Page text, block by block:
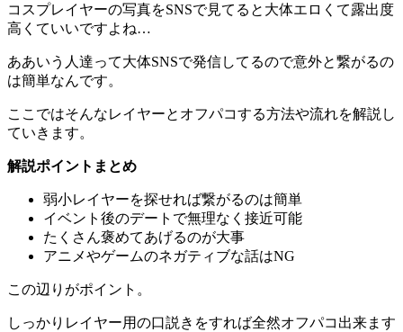
コスプレイヤーの写真をSNSで見てると大体エロくて露出度
高くていいですよね…
ああいう人達って大体SNSで発信してるので意外と繋がるの
は簡単なんです。
ここではそんなレイヤーとオフパコする方法や流れを解説し
ていきます。
解説ポイントまとめ
弱小レイヤーを探せれば繋がるのは簡単
イベント後のデートで無理なく接近可能
たくさん褒めてあげるのが大事
アニメやゲームのネガティブな話はNG
この辺りがポイント。
しっかりレイヤー用の口説きをすれば全然オフパコ出来ます